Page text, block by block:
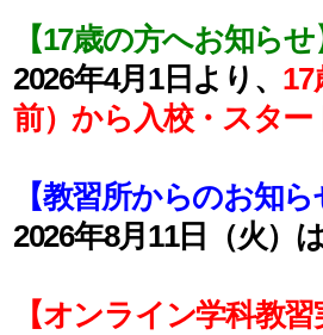
【17歳の方へお知らせ
2026年4月1日より、 17
前）から入校・スター
【教習所からのお知ら
2026年8月11日（火）
【オンライン学科教習